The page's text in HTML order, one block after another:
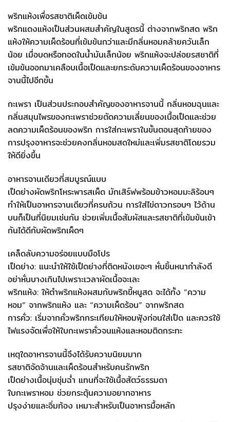
พริกแห้งเพื่อรสชาติเผ็ดเข้มข้น
พริกแดงแห้งเป็นส่วนผสมสำคัญในสูตรนี้ ต่างจากพริกสด พริก
แห้งให้ความเผ็ดร้อนที่เข้มข้นกว่าและมีกลิ่นหอมคล้ายควันเล็ก
น้อย เมื่อบดหรือทอดในน้ำมันเล็กน้อย พริกแห้งจะปล่อยรสชาติที่
เข้มข้นออกมาเคลือบเนื้อเป็ดและยกระดับความเผ็ดร้อนของอาหาร
จานนี้ไปอีกขั้น
กะเพรา เป็นส่วนประกอบสำคัญของอาหารจานนี้ กลิ่นหอมฉุนและ
กลิ่นสมุนไพรของกะเพราช่วยตัดความเลี่ยนของเนื้อเป็ดและช่วย
ลดความเผ็ดร้อนของพริก การใส่กะเพราในขั้นตอนสุดท้ายของ
การปรุงอาหารจะช่วยคงกลิ่นหอมสดใหม่และเพิ่มรสชาติโดยรวม
ให้ดียิ่งขึ้น
อาหารจานเดียวที่สมบูรณ์แบบ
เป็ดย่างผัดพริกโหระพารสเผ็ด มักเสิร์ฟพร้อมข้าวหอมมะลิร้อนๆ
ทำให้เป็นอาหารจานเดียวที่ครบถ้วน การใส่ไข่ดาวกรอบๆ ไว้ด้าน
บนก็เป็นที่นิยมเช่นกัน ช่วยเพิ่มเนื้อสัมผัสและรสชาติที่เข้มข้นเข้า
กันได้ดีกับผัดพริกเผ็ดๆ
เคล็ดลับความอร่อยแบบมือโปร
เป็ดย่าง: แนะนำให้ใช้เป็ดย่างที่ติดหนังเยอะๆ หั่นชิ้นหนากำลังดี
อย่าหั่นบางเกินไปเพราะเวลาผัดเนื้อจะเละ
พริกแห้ง: ให้ตำพริกแห้งผสมกับพริกขี้หนูสด จะได้ทั้ง “ความ
หอม” จากพริกแห้ง และ “ความเผ็ดร้อน” จากพริกสด
การคั่ว: เริ่มจากคั่วพริกกระเทียมให้หอมฟุ้งก่อนใส่เป็ด และควรใช้
ไฟแรงจัดเพื่อให้ใบกะเพราคั่วจนแห้งและหอมติดกระทะ
เหตุใดอาหารจานนี้จึงได้รับความนิยมมาก
รสชาติจัดจ้านและเผ็ดร้อนสำหรับคนรักพริก
เป็ดย่างเนื้อนุ่มชุ่มฉ่ำ แทนที่จะใช้เนื้อสัตว์ธรรมดา
ใบกะเพราหอม ช่วยกระตุ้นความอยากอาหาร
ปรุงง่ายและอิ่มท้อง เหมาะสำหรับเป็นอาหารมื้อหลัก